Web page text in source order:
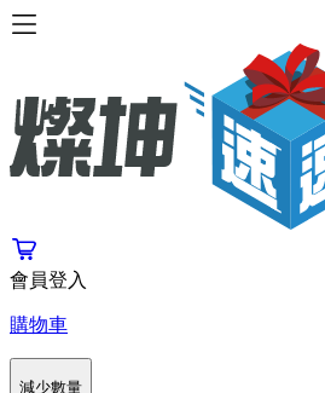
會員登入
購物車
減少數量